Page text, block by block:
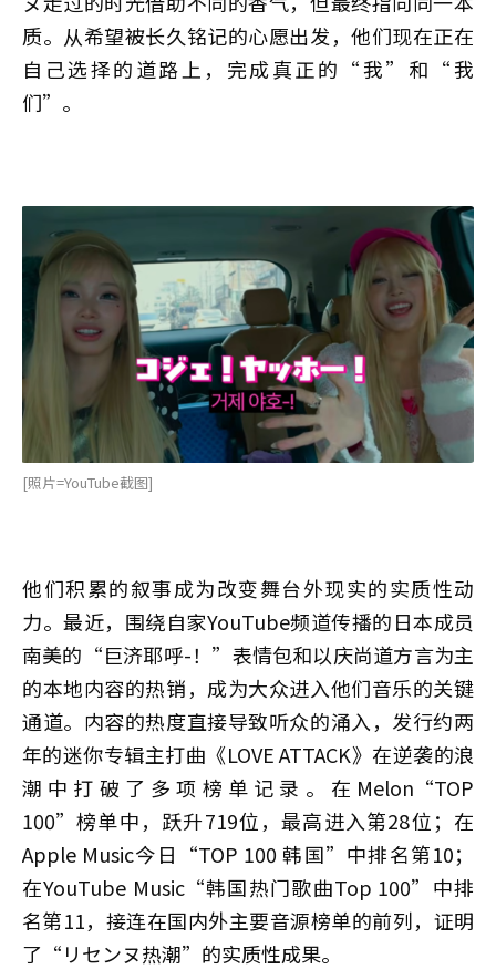
质。从希望被长久铭记的心愿出发，他们现在正在
自己选择的道路上，完成真正的“我”和“我
们”。
[照片=YouTube截图]
他们积累的叙事成为改变舞台外现实的实质性动
力。最近，围绕自家YouTube频道传播的日本成员
南美的“巨济耶呼-！”表情包和以庆尚道方言为主
的本地内容的热销，成为大众进入他们音乐的关键
通道。内容的热度直接导致听众的涌入，发行约两
年的迷你专辑主打曲《LOVE ATTACK》在逆袭的浪
潮中打破了多项榜单记录。在Melon“TOP
100”榜单中，跃升719位，最高进入第28位；在
Apple Music今日“TOP 100 韩国”中排名第10；
在YouTube Music“韩国热门歌曲Top 100”中排
名第11，接连在国内外主要音源榜单的前列，证明
了“リセンヌ热潮”的实质性成果。